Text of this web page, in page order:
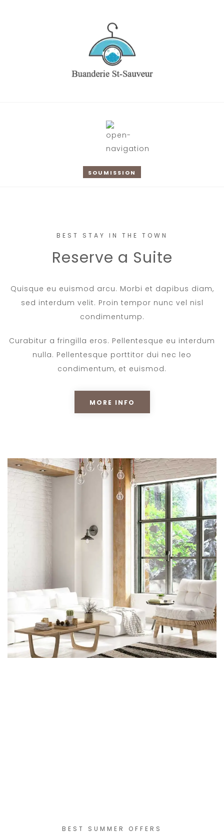
SOUMISSION
BEST STAY IN THE TOWN
Reserve a Suite
Quisque eu euismod arcu. Morbi et dapibus diam,
sed interdum velit. Proin tempor nunc vel nisl
condimentump.
Curabitur a fringilla eros. Pellentesque eu interdum
nulla. Pellentesque porttitor dui nec leo
condimentum, et euismod.
MORE INFO
BEST SUMMER OFFERS